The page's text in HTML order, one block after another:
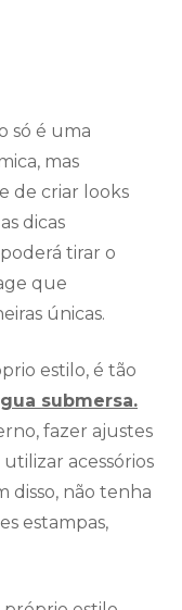
só é uma
mas
de criar looks
dicas
tirar o
que
únicas.
estilo, é tão
submersa.
fazer ajustes
acessórios
disso, não tenha
estampas,